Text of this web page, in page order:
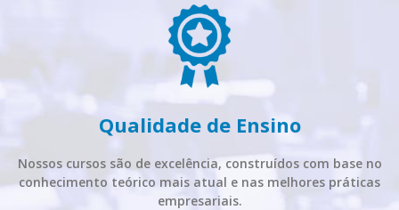
Qualidade de Ensino
Nossos cursos são de excelência, construídos com base no
conhecimento teórico mais atual e nas melhores práticas
empresariais.